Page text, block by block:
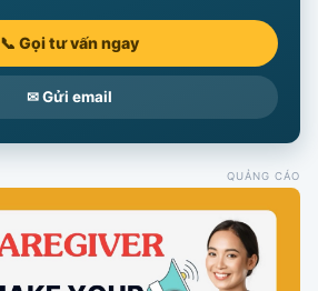
📞 Gọi tư vấn ngay
✉ Gửi email
QUẢNG CÁO